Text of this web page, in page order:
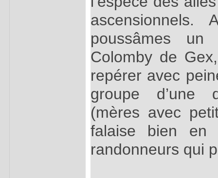
poussâmes
Colomby de
repérer avec
groupe d’une
(mères avec
falaise bien en
randonneurs qui